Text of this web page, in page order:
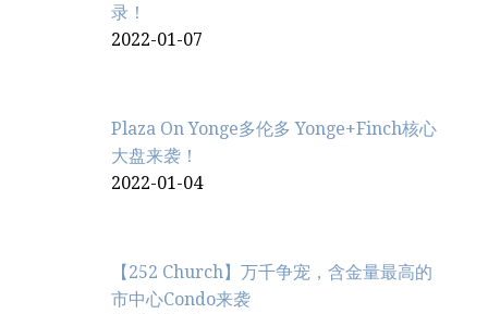
录！
2022-01-07
Plaza On Yonge多伦多 Yonge+Finch核心
大盘来袭！
2022-01-04
【252 Church】万千争宠，含金量最高的
市中心Condo来袭